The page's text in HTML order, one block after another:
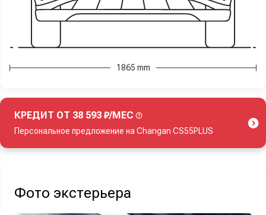
1865 mm
КРЕДИТ ОТ 38 593 ₽/МЕС
Персональное предложение на Changan CS55PLUS
Фото экстерьера